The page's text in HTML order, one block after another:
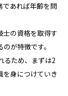
であれば年齢を問
士の資格を取得す
が特徴です。
るため、まずは2
を身につけていき